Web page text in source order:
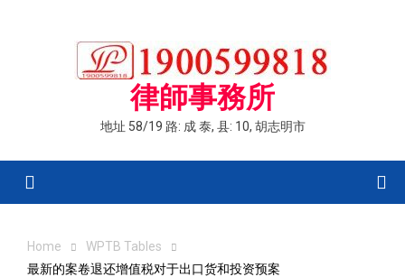
律師事務所
地址 58/19 路: 成 泰, 县: 10, 胡志明市
Home
WPTB Tables
最新的案卷退还增值税对于出口货和投资预案